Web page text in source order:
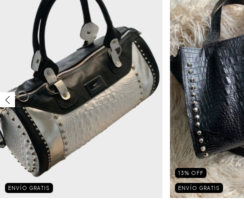
ENVÍO GRATIS
13% OFF
ENVÍO GRATIS